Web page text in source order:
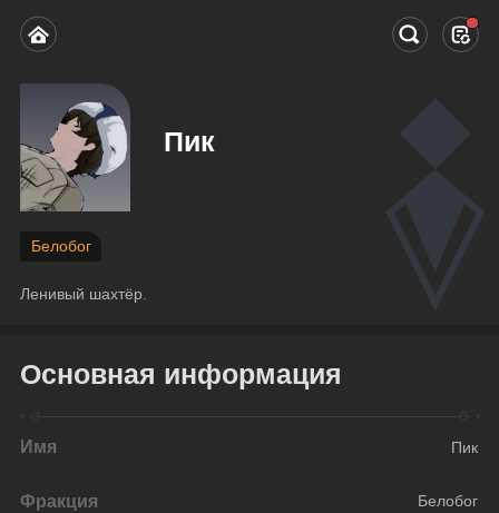
Пик
Белобог
Ленивый шахтёр.
Основная информация
Имя Пик
Фракция Белобог